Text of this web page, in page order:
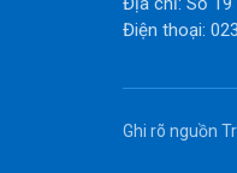
Điện thoại:
Ghi rõ nguồn